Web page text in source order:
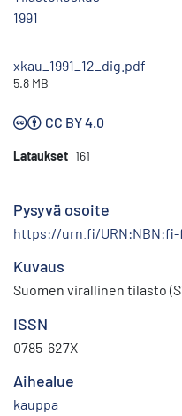
1991
xkau_1991_12_dig.pdf
5.8 MB
CC BY 4.0
Lataukset 161
Pysyvä osoite
https://urn.fi/URN:NBN:fi-
Kuvaus
Suomen virallinen tilasto
ISSN
0785-627X
Aihealue
kauppa